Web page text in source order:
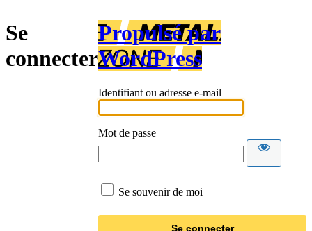
Se
connecter
Propulsé par
WordPress
Identifiant ou adresse e-mail
Mot de passe
Se souvenir de moi